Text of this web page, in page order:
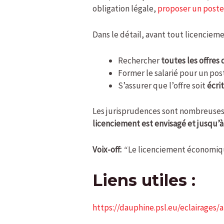
obligation légale, proposer un
Dans le détail, avant tout
Recherchertoutes les offres
Former le salarié pour un
S’assurer que l’offre soit
Les jurisprudences sont
licenciement est envisagé et
Voix-off: “Le licenciement
Liens utiles :
https://dauphine.psl.eu/